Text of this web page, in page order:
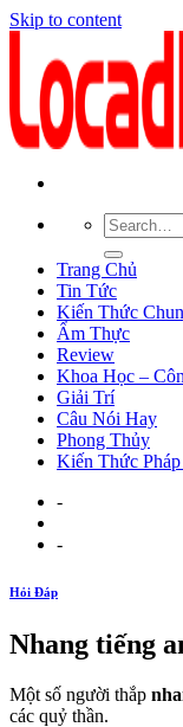
Skip to content
Trang Chủ
Tin Tức
Kiến Thức
Ẩm Thực
Review
Khoa Học –
Giải Trí
Câu Nói Hay
Phong Thủy
Kiến Thức
-
-
Hỏi Đáp
Nhang tiếng
Một số người thắp
các quỷ thần.